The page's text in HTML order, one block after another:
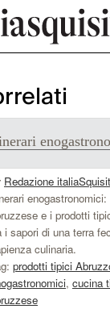
Redazione
e i prodotti
i sapori di una terra
culinaria.
prodotti tipici
, cucina